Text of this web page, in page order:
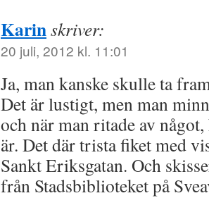
Karinskriver:
20 juli, 2012 kl. 11:01
Ja, man kanske skulle ta
Det är lustigt, men man
och när man ritade av
är. Det där trista fiket med
Sankt Eriksgatan. Och
från Stadsbiblioteket på